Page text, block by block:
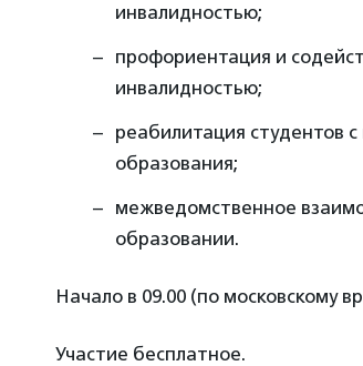
инвалидностью;
профориентация и
инвалидностью;
реабилитация студентов
образования;
межведомственное
образовании.
Начало в 09.00 (по московскому
Участие бесплатное.